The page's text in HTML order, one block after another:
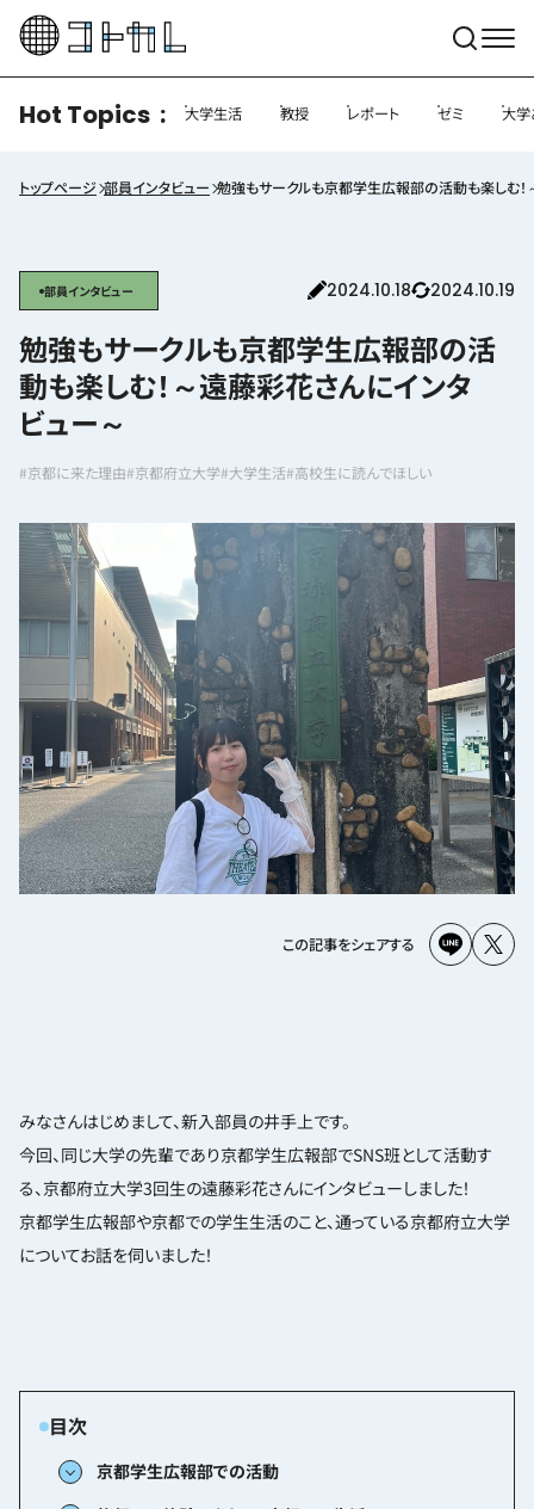
Hot Topics 大学生活 教授 レポート ゼミ 大学
トップページ 部員インタビュー 勉強もサークルも京都学生広報部の活動も楽しむ
部員インタビュー 2024.10.18 2024.10.19
勉強もサークルも京都学生広報部の活
動も楽しむ！～遠藤彩花さんにインタ
ビュー～
#京都に来た理由#京都府立大学#大学生活#高校生に読んでほしい
この記事をシェアする
みなさんはじめまして、新入部員の井手上です。
今回、同じ大学の先輩であり京都学生広報部でSNS班として活動す
る、京都府立大学3回生の遠藤彩花さんにインタビューしました！
京都学生広報部や京都での学生生活のこと、通っている京都府立大学
についてお話を伺いました！
京都学生広報部での活動